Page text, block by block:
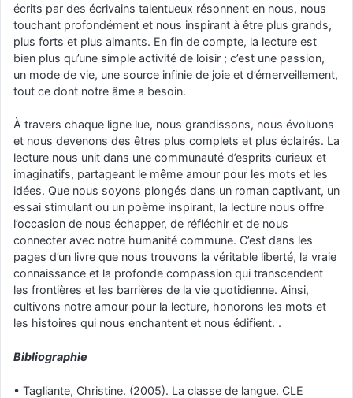
écrits par des écrivains talentueux résonnent en nous, nous
touchant profondément et nous inspirant à être plus grands,
plus forts et plus aimants. En fin de compte, la lecture est
bien plus qu’une simple activité de loisir ; c’est une passion,
un mode de vie, une source infinie de joie et d’émerveillement,
tout ce dont notre âme a besoin.
À travers chaque ligne lue, nous grandissons, nous évoluons
et nous devenons des êtres plus complets et plus éclairés. La
lecture nous unit dans une communauté d’esprits curieux et
imaginatifs, partageant le même amour pour les mots et les
idées. Que nous soyons plongés dans un roman captivant, un
essai stimulant ou un poème inspirant, la lecture nous offre
l’occasion de nous échapper, de réfléchir et de nous
connecter avec notre humanité commune. C’est dans les
pages d’un livre que nous trouvons la véritable liberté, la vraie
connaissance et la profonde compassion qui transcendent
les frontières et les barrières de la vie quotidienne. Ainsi,
cultivons notre amour pour la lecture, honorons les mots et
les histoires qui nous enchantent et nous édifient. .
Bibliographie
• Tagliante, Christine. (2005). La classe de langue. CLE